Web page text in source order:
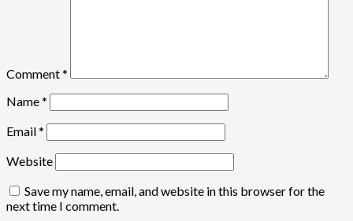
Comment*
Name*
Email*
Website
Save my name, email, and website in this browser for the
next time I comment.